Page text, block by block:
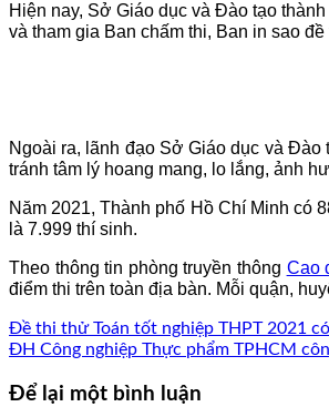
Hiện nay, Sở Giáo dục và Đào tạo
và tham gia Ban chấm thi, Ban in sao
Ngoài ra, lãnh đạo Sở Giáo dục và Đào
tránh tâm lý hoang mang, lo lắng, ảnh
Năm 2021, Thành phố Hồ Chí Minh có
là 7.999 thí sinh.
Theo thông tin phòng truyền thông Cao
điểm thi trên toàn địa bàn. Mỗi quận,
Đề thi thử Toán tốt nghiệp THPT 2021
ĐH Công nghiệp Thực phẩm TPHCM
Để lại một bình luận